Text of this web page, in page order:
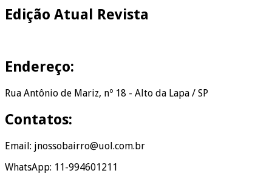
Edição Atual Revista
Endereço:
Rua Antônio de Mariz, nº 18 - Alto da Lapa / SP
Contatos:
Email: jnossobairro@uol.com.br
WhatsApp: 11-994601211